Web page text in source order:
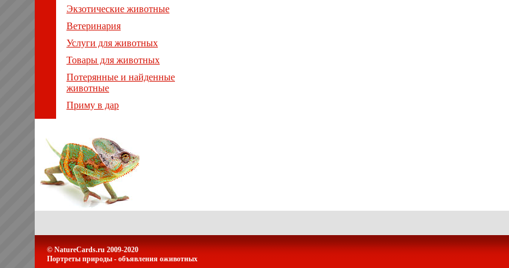
Экзотические животные
Ветеринария
Услуги для животных
Товары для животных
Потерянные и найденные
животные
Приму в дар
© NatureCards.ru 2009-2020
Портреты природы - объявления оживотных